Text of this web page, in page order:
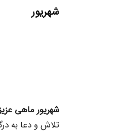
شهریور
شهریور ماهی
تلاش و دعا به